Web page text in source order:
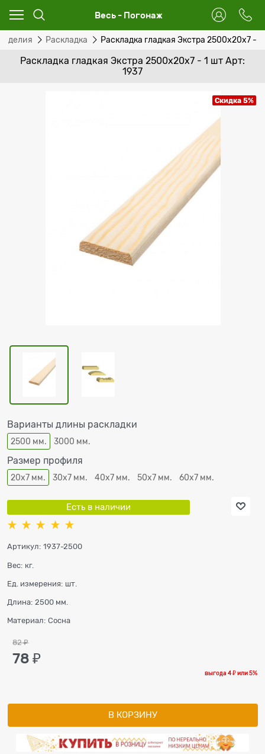
Весь - Погонаж
Раскладка Раскладка гладкая Экстра 2500x20x7 - 1
Раскладка гладкая Экстра 2500x20x7 - 1 шт Арт:
1937
Скидка 5%
Варианты длины раскладки
2500 мм. 3000 мм.
Размер профиля
20х7 мм. 30х7 мм. 40х7 мм. 50х7 мм. 60х7 мм.
Есть в наличии
Артикул: 1937-2500
Вес: кг.
Ед. измерения: шт.
Длина: 2500 мм.
Материал: Сосна
82 ₽
78 ₽
выгода4 ₽или5%
В КОРЗИНУ